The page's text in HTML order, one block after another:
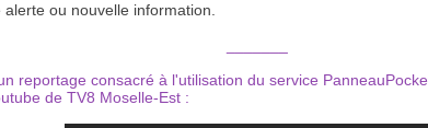
ou nouvelle information.
reportage consacré à l'utilisation du service
de TV8 Moselle-Est :